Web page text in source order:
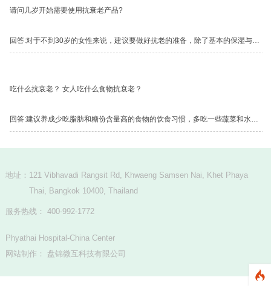
请问几岁开始需要使用抗衰老产品?
回答:对于不到30岁的女性来说，建议要做好抗老的准备，除了基本的保湿与防晒外，建议可以使用一些抗氧化、抗自由基的成分，如维他命C、维他命E、并且确实做好防晒与保湿，就可以预防老化的提早出现。...
吃什么抗衰老？ 女人吃什么食物抗衰老？
回答:建议养成少吃脂肪和糖份含量高的食物的饮食习惯，多吃一些蔬菜和水果。...
地址： 121 Vibhavadi Rangsit Rd, Khwaeng Samsen Nai, Khet Phaya
Thai, Bangkok 10400, Thailand
服务热线： 400-992-1772
Phyathai Hospital-China Center
网站制作： 盘锦微互科技有限公司